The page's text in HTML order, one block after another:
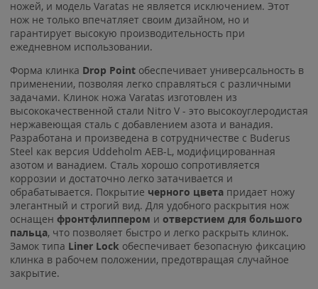
ножей, и модель Varatas не является исключением. Этот
нож не только впечатляет своим дизайном, но и
гарантирует высокую производительность при
ежедневном использовании.
Форма клинка Drop Point обеспечивает универсальность в
применении, позволяя легко справляться с различными
задачами. Клинок ножа Varatas изготовлен из
высококачественной стали Nitro V - это высокоуглеродистая
нержавеющая сталь с добавлением азота и ванадия.
Разработана и произведена в сотрудничестве с Buderus
Steel как версия Uddeholm AEB-L, модифицированная
азотом и ванадием. Сталь хорошо сопротивляется
коррозии и достаточно легко затачивается и
обрабатывается. Покрытие черного цвета придает ножу
элегантный и строгий вид. Для удобного раскрытия нож
оснащен фронтфлиппером и отверстием для большого
пальца, что позволяет быстро и легко раскрыть клинок.
Замок типа Liner Lock обеспечивает безопасную фиксацию
клинка в рабочем положении, предотвращая случайное
закрытие.